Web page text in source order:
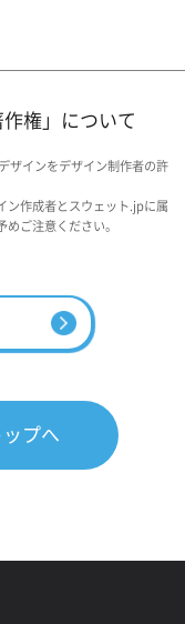
権」について
ザインをデザイン制作者の許
ン作成者とスウェット.jpに属
めご注意ください。
プへ